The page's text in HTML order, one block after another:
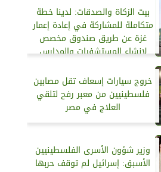
بيت الزكاة والصدقات: لدينا خطة
متكاملة للمشاركة في إعادة إعمار
غزة عن طريق صندوق مخصص
لإنشاء المستشفيات والمدارس
خروج سيارات إسعاف تقل مصابين
فلسطينيين من معبر رفح لتلقي
العلاج في مصر
وزير شؤون الأسرى الفلسطينيين
الأسبق: إسرائيل لم توقف حربها